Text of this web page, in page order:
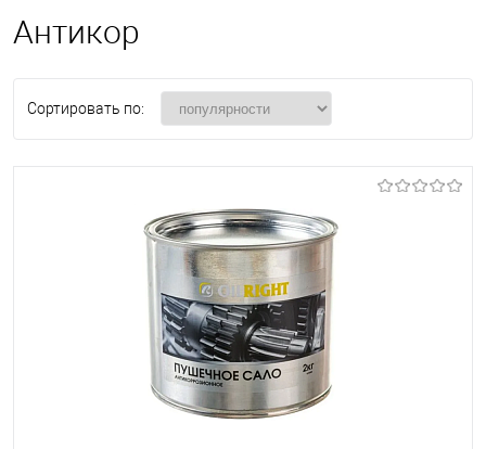
Антикор
Сортировать по: